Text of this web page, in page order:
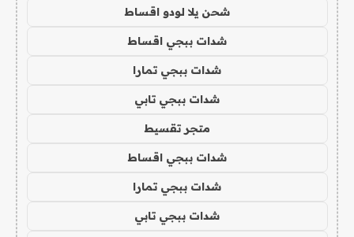
شحن يلا لودو اقساط
شدات ببجي اقساط
شدات ببجي تمارا
شدات ببجي تابي
متجر تقسيط
شدات ببجي اقساط
شدات ببجي تمارا
شدات ببجي تابي